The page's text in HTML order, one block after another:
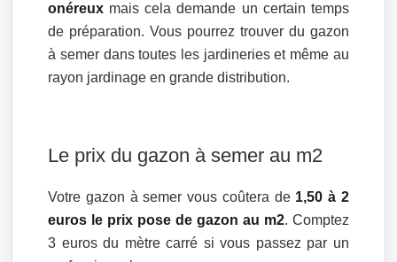
onéreux mais cela demande un certain temps
de préparation. Vous pourrez trouver du gazon
à semer dans toutes les jardineries et même au
rayon jardinage en grande distribution.
Le prix du gazon à semer au m2
Votre gazon à semer vous coûtera de 1,50 à 2
euros le prix pose de gazon au m2. Comptez
3 euros du mètre carré si vous passez par un